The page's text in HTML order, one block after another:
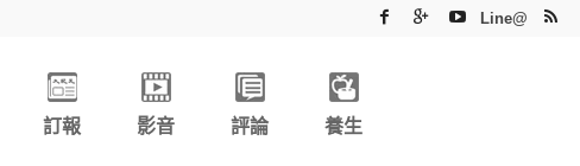
Line@
訂報 影音 評論 養生